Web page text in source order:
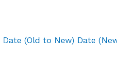
Date (Old to New) Date